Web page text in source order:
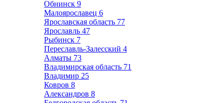
Обнинск 9
Малоярославец 6
Ярославская область 77
Ярославль 47
Рыбинск 7
Переславль-Залесский 4
Алматы 73
Владимирская область 71
Владимир 25
Ковров 8
Александров 8